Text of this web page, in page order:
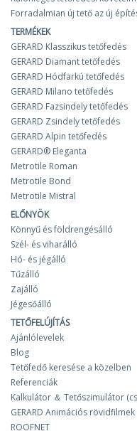
Forradalmian új tető az új
TERMÉKEK
GERARD Klasszikus tetőfedés
GERARD Diamant tetőfedés
GERARD Hódfarkú tetőfedés
GERARD Milano tetőfedés
GERARD Fazsindely tetőfedés
GERARD Zsindely tetőfedés
GERARD Alpin tetőfedés
GERARD® Eleganta
Metrotile Roman
Metrotile Bond
Metrotile Mistral
ELŐNYÖK
Könnyű és földrengésálló
Szél- és viharálló
Hó- és jégálló
Tűzálló
Zajálló
Jégesőálló
TETŐFELÚJÍTÁS
Ajánlólevelek
Blog
Tetőfedő keresése a közelben
Referenciák
Kalkulátor ＆ Tetőszimulátor
GERARD Animációs rövidfilmek
ROOFNET